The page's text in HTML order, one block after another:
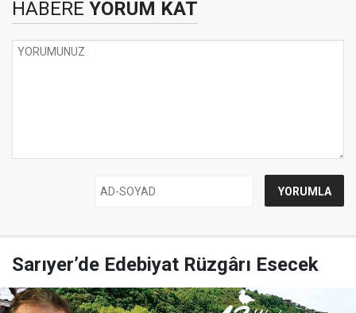
HABERE YORUM KAT
Sarıyer’de Edebiyat Rüzgârı Esecek